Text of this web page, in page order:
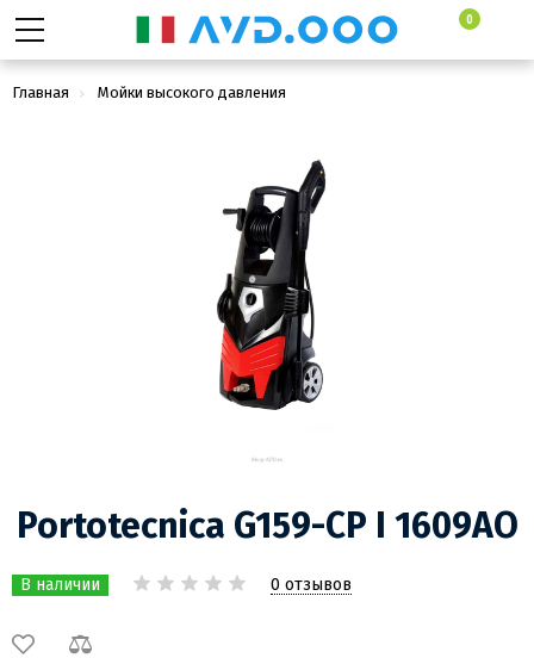
0
Главная
Мойки высокого давления
Portotecnica G159-CP I 1609AO
В наличии 0 отзывов